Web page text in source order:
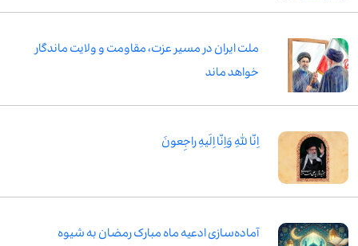
ملت ایران در مسیر عزت، مقاومت و ولایت ماندگار
خواهد ماند
اِنّا لِلّٰهِ وَاِنّا اِلَیهِ راجِعونَ
آماده‌سازی ادعیه ماه مبارک رمضان به شیوه